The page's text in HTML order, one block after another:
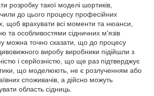
розробку такої моделі шортиків,
до цього процесу професійних
щоб врахувати всі моменти та нюанси,
та особливостями сідничних м'язів
можна точно сказати, що до процесу
виробу виробники підійшли з
і серйозністю, що ще раз підтверджує
що моделюють, не є розлученням або
споживачів, а дійсно можуть
область сідниць.